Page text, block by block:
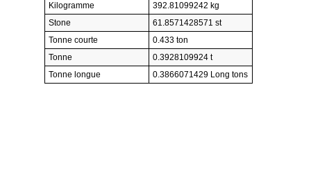
Kilogramme
392.81099242 kg
Stone
61.8571428571 st
Tonne courte
0.433 ton
Tonne
0.3928109924 t
Tonne longue
0.3866071429 Long tons